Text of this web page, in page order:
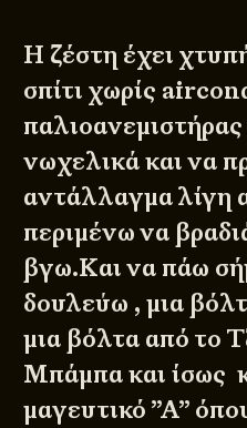
Η ζέστη έχει
σπίτι χωρίς
νωχελικά και να
αντάλλαγμα λίγη
περιμένω να
βγω.Και να πάω
δουλεύω , μια
μια βόλτα από το
Μπάμπα και ίσως
μαγευτικό ”Α”